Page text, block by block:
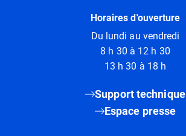
Horaires d'ouverture
Du lundi au vendredi
8 h 30 à 12 h 30
13 h 30 à 18 h
Support technique
Espace presse